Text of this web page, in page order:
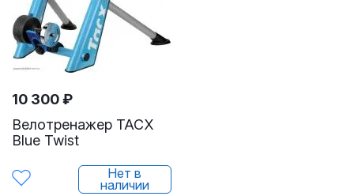
Велотренажер TACX
Blue Twist
10 300₽
Нет в
наличии